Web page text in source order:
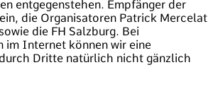
entgegenstehen. Empfänger der
die Organisatoren Patrick Mercelat
die FH Salzburg. Bei
im Internet können wir eine
Dritte natürlich nicht gänzlich